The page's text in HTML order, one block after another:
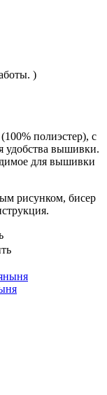
)
полиэстер), с
удобства вышивки.
для вышивки
рисунком, бисер